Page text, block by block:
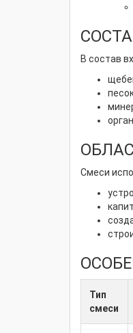
В состав
Смеси
Тип
смеси